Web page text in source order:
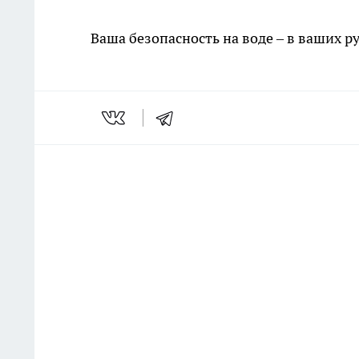
Ваша безопасность на воде – в ваших